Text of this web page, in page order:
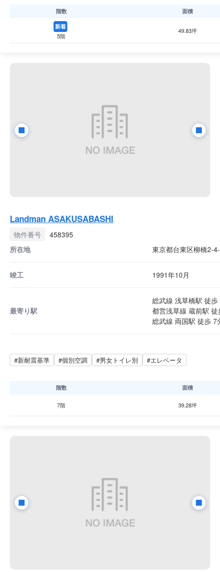
階数 面積
新着
5階
49.83坪
Landman ASAKUSABASHI
物件番号
458395
所在地
東京都台東区柳橋2-
竣工 1991年10月
最寄り駅
総武線 浅草橋駅 徒歩
都営浅草線 蔵前駅
総武線 両国駅 徒歩 7
#新耐震基準 #個別空調 #男女トイレ別 #エレベータ
階数 面積
7階 39.28坪